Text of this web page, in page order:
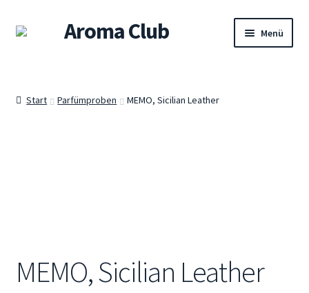
Zur
Navigation
Zum
Aroma Club Menü
Shop
Warenkorb
Start Parfümproben MEMO, Sicilian Leather
MEMO, Sicilian Leather